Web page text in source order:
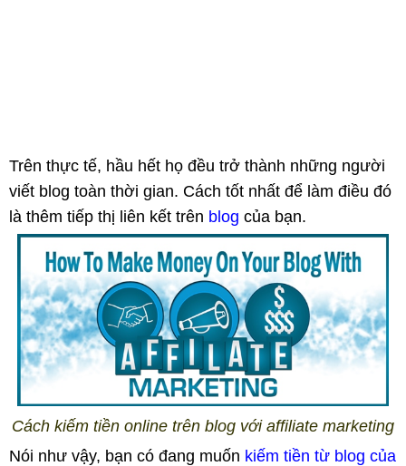
Trên thực tế, hầu hết họ đều trở thành những người
viết blog toàn thời gian. Cách tốt nhất để làm điều đó
là thêm tiếp thị liên kết trên blog của bạn.
Cách kiếm tiền online trên blog với affiliate marketing
Nói như vậy, bạn có đang muốn kiếm tiền từ blog của